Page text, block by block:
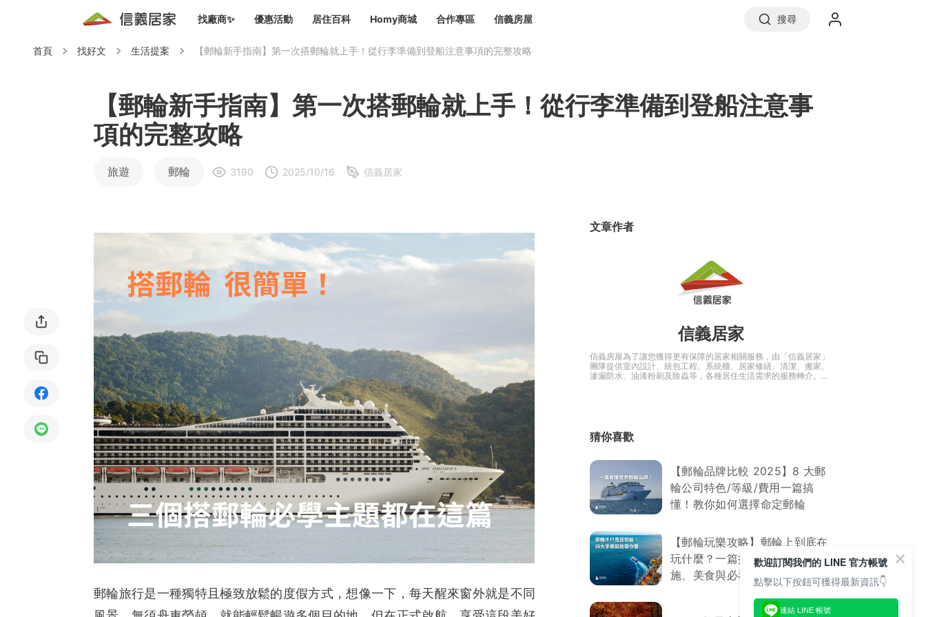
找廠商✨
設計裝潢
室內設計軟裝設計 包租代管
優惠活動
居住服務免費諮詢
會員活動優惠
居住百科
室內設計 居家設計裝修攻略生活提案居家新聞
優質搬家驗屋服務
清潔消毒冷氣清洗整理收納專業除蟲
家居設備
長照設備 系統家具
局部裝修
生活金融
生活金融產物保險
Homy商城 合作專區 信義房屋
買屋 賣屋 實價登錄
搜尋
首頁 找好文 生活提案 【郵輪新手指南】第一次搭郵輪就上手！從行李準備到登船注意事項的完整攻略
【郵輪新手指南】第一次搭郵輪就上手！從行李準備到登船注意事
項的完整攻略
旅遊 郵輪 3190 2025/10/16 信義居家
郵輪旅行是一種獨特且極致放鬆的度假方式，想像一下，每天醒來窗外就是不同
文章作者
信義居家
信義房屋為了讓您獲得更有保障的居家相關服務，由「信義居家」
團隊提供室內設計、統包工程、系統櫃、居家修繕、清潔、搬家、
滲漏防水、油漆粉刷及除蟲等，各種居住生活需求的服務轉介。還
猜你喜歡
【郵輪品牌比較 2025】8 大郵
輪公司特色/等級/費用一篇搞
懂！教你如何選擇命定郵輪
【郵輪玩樂攻略】郵輪上到底在
玩什麼？一篇搞懂付費/免費設
施、美食與必看表演
歡迎訂閱我們的 LINE 官方帳號
點擊以下按鈕可獲得最新資訊👇
連結 LINE 帳號